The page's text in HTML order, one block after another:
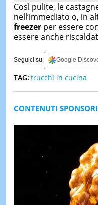
Così pulite, le
nell’immediato o, in
freezerper essere
essere anche
Seguici su: Google
TAG: trucchi in cucina